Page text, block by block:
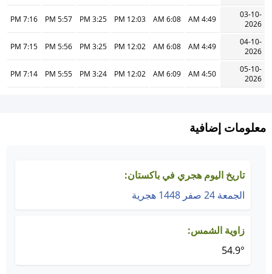
03-10-
2026
4:49 AM
6:08 AM
12:03 PM
3:25 PM
5:57 PM
7:16 PM
04-10-
2026
4:49 AM
6:08 AM
12:02 PM
3:25 PM
5:56 PM
7:15 PM
05-10-
2026
4:50 AM
6:09 AM
12:02 PM
3:24 PM
5:55 PM
7:14 PM
معلومات إضافية
تاريخ اليوم هجري في باكستان:
الجمعة 24 صفر 1448 هجرية
زاوية الشمس:
54.9°